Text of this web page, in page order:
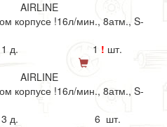
AIRLINE
корпусе !16л/мин., 8атм., S-
1 д. 1 ! шт.
AIRLINE
корпусе !16л/мин., 8атм., S-
3 д.
6 шт.